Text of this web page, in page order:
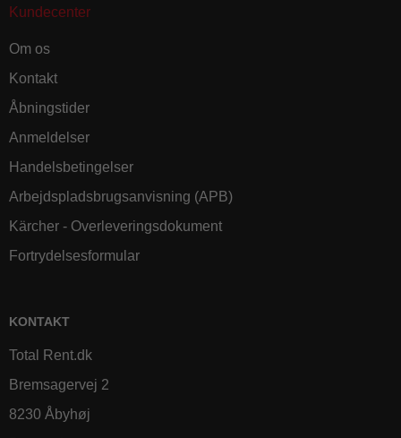
Kundecenter
Om os
Kontakt
Åbningstider
Anmeldelser
Handelsbetingelser
Arbejdspladsbrugsanvisning (APB)
Kärcher - Overleveringsdokument
Fortrydelsesformular
KONTAKT
Total Rent.dk
Bremsagervej 2
8230 Åbyhøj